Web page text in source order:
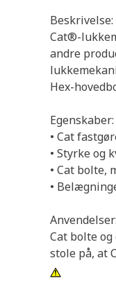
Beskrivelse:
Cat®-
andre
Hex-
Egenskaber:
• Cat
• Styrke og
• Cat bolte,
•
Anvendelser:
Cat bolte
stole på, at